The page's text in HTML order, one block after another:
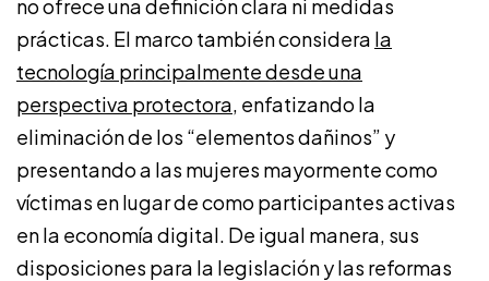
no ofrece una definición clara ni medidas
prácticas. El marco también considera la
tecnología principalmente desde una
perspectiva protectora, enfatizando la
eliminación de los “elementos dañinos” y
presentando a las mujeres mayormente como
víctimas en lugar de como participantes activas
en la economía digital. De igual manera, sus
disposiciones para la legislación y las reformas